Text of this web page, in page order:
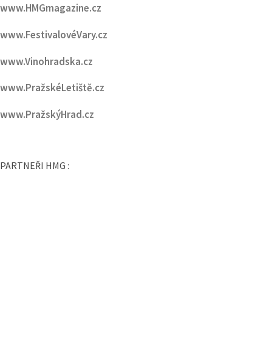
www.HMGmagazine.cz
www.FestivalovéVary.cz
www.Vinohradska.cz
www.PražskéLetiště.cz
www.PražskýHrad.cz
PARTNEŘI HMG :